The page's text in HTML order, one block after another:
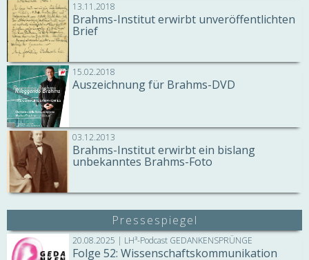
13.11.2018
Brahms-Institut erwirbt unveröffentlichten
Brief
15.02.2018
Auszeichnung für Brahms-DVD
03.12.2013
Brahms-Institut erwirbt ein bislang
unbekanntes Brahms-Foto
Pressespiegel
20.08.2025 | LH³-Podcast GEDANKENSPRÜNGE
Folge 52: Wissenschaftskommunikation